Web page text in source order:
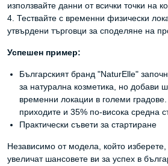
използвайте данни от всички точки на
4. Тествайте с временни физически
утвърдени търговци за споделяне на
Успешен пример:
Българският бранд "NaturElle"
за натурална козметика, но добави
временни локации в големи
приходите и 35% по-висока средна
Практически съвети за стартиране
Независимо от модела, който
увеличат шансовете ви за успех в